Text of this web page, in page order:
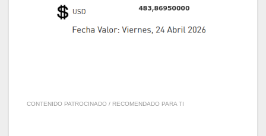
CONTENIDO PATROCINADO / RECOMENDADO PARA TI